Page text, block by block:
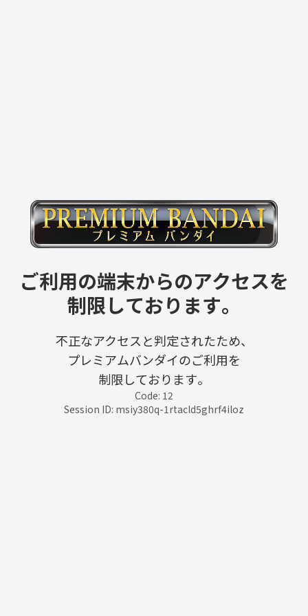
ご利用の端末からのアクセスを
制限しております。
不正なアクセスと判定されたため、
プレミアムバンダイのご利用を
制限しております。
Code: 12
Session ID: msiy380q-1rtacld5ghrf4iloz